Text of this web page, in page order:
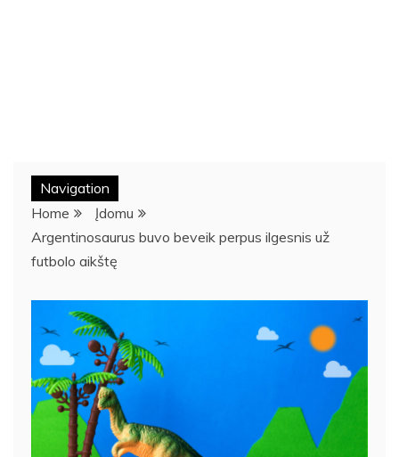
Navigation
Home
Įdomu
Argentinosaurus buvo beveik perpus ilgesnis už
futbolo aikštę